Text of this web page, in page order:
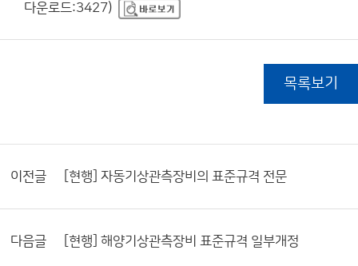
다운로드:3427)
목록보기
이전글 [현행] 자동기상관측장비의 표준규격 전문
다음글 [현행] 해양기상관측장비 표준규격 일부개정